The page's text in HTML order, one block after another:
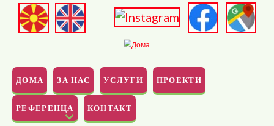
ДОМА ЗА НАС УСЛУГИ ПРОЕКТИ
РЕФЕРЕНЦА КОНТАКТ